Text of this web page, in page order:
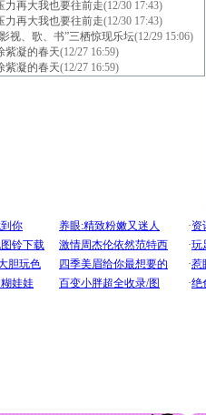
力再大我也要往前走(12/30 17:43)
力再大我也要往前走(12/30 17:43)
视、歌、书”三栖惊现乐坛(12/29 15:06)
紫凝的春天(12/27 16:59)
紫凝的春天(12/27 16:59)